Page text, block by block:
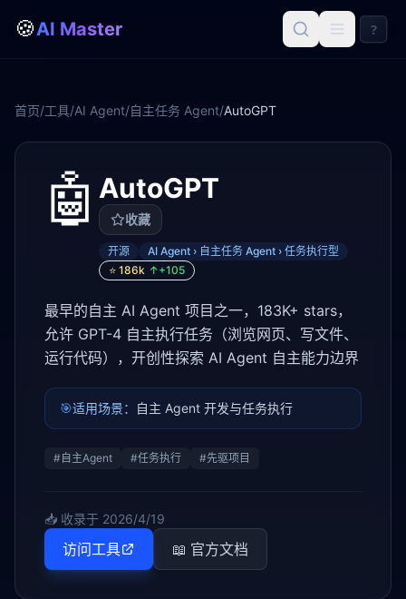
🍪AI Master ?
首页/工具/AI Agent/自主任务 Agent/AutoGPT
🤖 AutoGPT
收藏
开源
AI Agent › 自主任务 Agent › 任务执行型
⭐ 186k ↑+105
最早的自主 AI Agent 项目之一，183K+ stars，
允许 GPT-4 自主执行任务（浏览网页、写文件、
运行代码），开创性探索 AI Agent 自主能力边界
🎯适用场景： 自主 Agent 开发与任务执行
# 自主Agent #任务执行 #先驱项目
📥 收录于 2026/4/19
访问工具 📖 官方文档